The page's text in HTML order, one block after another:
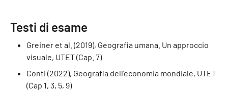
Testi di esame
Greiner et al. (2019), Geografia umana. Un approccio
visuale, UTET (Cap. 7)
Conti (2022), Geografia dell’economia mondiale, UTET
(Cap 1, 3, 5, 9)